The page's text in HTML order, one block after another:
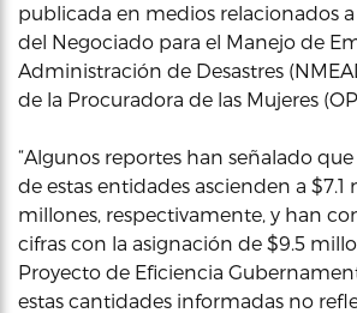
publicada en medios relacionados
del Negociado para el Manejo de
Administración de Desastres
de la Procuradora de las Mujeres
“Algunos reportes han señalado
de estas entidades ascienden a $7.1
millones, respectivamente, y han
cifras con la asignación de $9.5
Proyecto de Eficiencia
estas cantidades informadas no